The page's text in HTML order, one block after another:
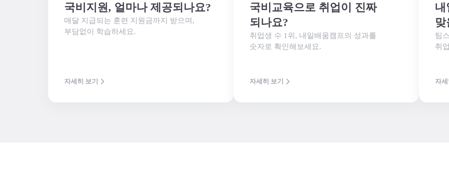
국비지원, 얼마나 제공되나요?
매달 지급되는 훈련 지원금까지 받으며,
부담없이 학습하세요.
자세히 보기
국비교육으로 취업이 진짜
되나요?
취업생 수 1위, 내일배움캠프의 성과를
숫자로 확인해보세요.
자세히 보기
내
맞
팀
취
자